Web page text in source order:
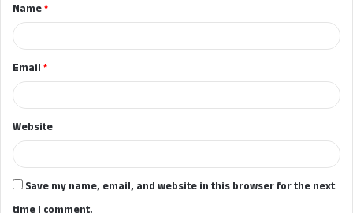
*Name*
Email*
Website
Save my name, email, and website in this browser for the next